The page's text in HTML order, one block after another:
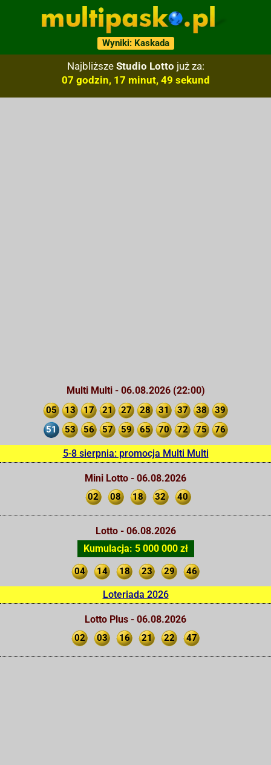
Wyniki: Kaskada
Najbliższe Studio Lotto już za:
07 godzin, 17 minut, 48 sekund
Multi Multi - 06.08.2026 (22:00)
05 13 17 21 27 28 31 37 38
39
51
53 56 57 59 65 70 72 75 76
5-8 sierpnia: promocja Multi Multi
Mini Lotto - 06.08.2026
02 08 18 32 40
Lotto - 06.08.2026
Kumulacja: 5 000 000 zł
04 14 18 23 29 46
Loteriada 2026
Lotto Plus - 06.08.2026
02 03 16 21 22 47